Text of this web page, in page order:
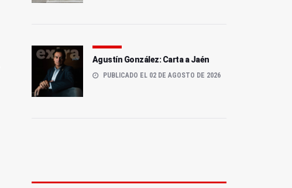
Agustín González: Carta a Jaén
PUBLICADO EL 02 DE AGOSTO DE 2026